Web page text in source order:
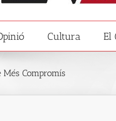
Cultura El
Compromís